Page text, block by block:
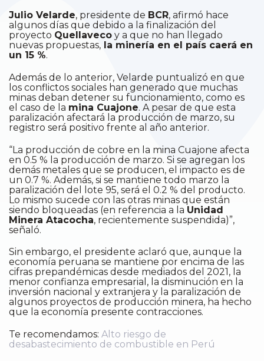
Julio Velarde, presidente de BCR, afirmó hace
algunos días que debido a la finalización del
proyecto Quellaveco y a que no han llegado
nuevas propuestas, la minería en el país caerá en
un 15 %.
Además de lo anterior, Velarde puntualizó en que
los conflictos sociales han generado que muchas
minas deban detener su funcionamiento, como es
el caso de la mina Cuajone. A pesar de que esta
paralización afectará la producción de marzo, su
registro será positivo frente al año anterior.
“La producción de cobre en la mina Cuajone afecta
en 0.5 % la producción de marzo. Si se agregan los
demás metales que se producen, el impacto es de
un 0.7 %. Además, si se mantiene todo marzo la
paralización del lote 95, será el 0.2 % del producto.
Lo mismo sucede con las otras minas que están
siendo bloqueadas (en referencia a la Unidad
Minera Atacocha, recientemente suspendida)”,
señaló.
Sin embargo, el presidente aclaró que, aunque la
economía peruana se mantiene por encima de las
cifras prepandémicas desde mediados del 2021, la
menor confianza empresarial, la disminución en la
inversión nacional y extranjera y la paralización de
algunos proyectos de producción minera, ha hecho
que la economía presente contracciones.
Te recomendamos: Alto riesgo de
desabastecimiento de combustible en Perú